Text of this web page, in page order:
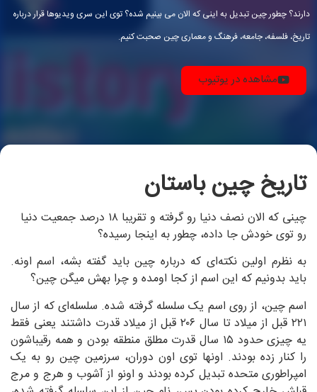
دارند؟ چطور چین تبدیل به اینی که الان می بینیم شده؟ توی این سری ویدیوها قرار درباره
تاریخ، فلسفه، جامعه، فرهنگ و معماری چین صحبت کنیم.
مشاهده در یوتیوب
تاریخ چین باستان
چینی که الان نصف دنیا رو گرفته و تقریبا ۱۸ درصد جمعیت دنیا
رو توی خودش جا داده، چطور به اینجا رسیده؟
به نظرم اولین نکته‌ای که درباره چین باید گفته بشه، اسم اونه.
باید بدونیم که این اسم از کجا اومده و چرا بهش میگن چین؟
اسم چین، از روی اسم یک سلسله گرفته شده. سلسله‌ای که از سال
۲۲۱ قبل از میلاد تا سال ۲۰۶ قبل از میلاد قدرت داشتند یعنی فقط
یه چیزی حدود ۱۵ سال قدرت مطلق منطقه بودن و همه رقیباشون
را کنار زده بودند. اونها توی اون دوران، سرزمین چین رو به یک
امپراطوری متحده تبدیل کرده بودند و اونو از آشوب و هرج و مرج